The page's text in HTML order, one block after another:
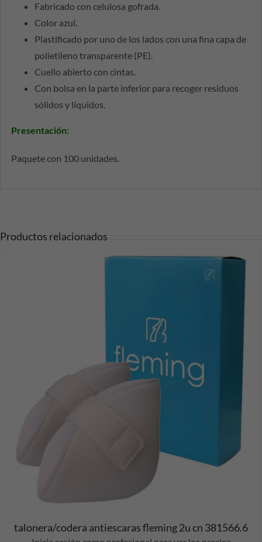
Fabricado con celulosa gofrada.
Color azul.
Plastificado por uno de los lados con una fina capa de
polietileno transparente (PE).
Cuello abierto con cintas.
Con bolsa en la parte inferior para recoger residuos
sólidos y líquidos.
Presentación:
Paquete con 100 unidades.
Productos relacionados
talonera/codera antiescaras fleming 2u cn 381566.6